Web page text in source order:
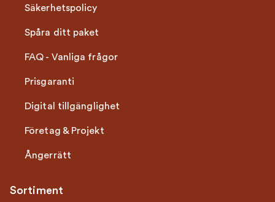
Säkerhetspolicy
Spåra ditt paket
FAQ - Vanliga frågor
Prisgaranti
Digital tillgänglighet
Företag & Projekt
Ångerrätt
Sortiment